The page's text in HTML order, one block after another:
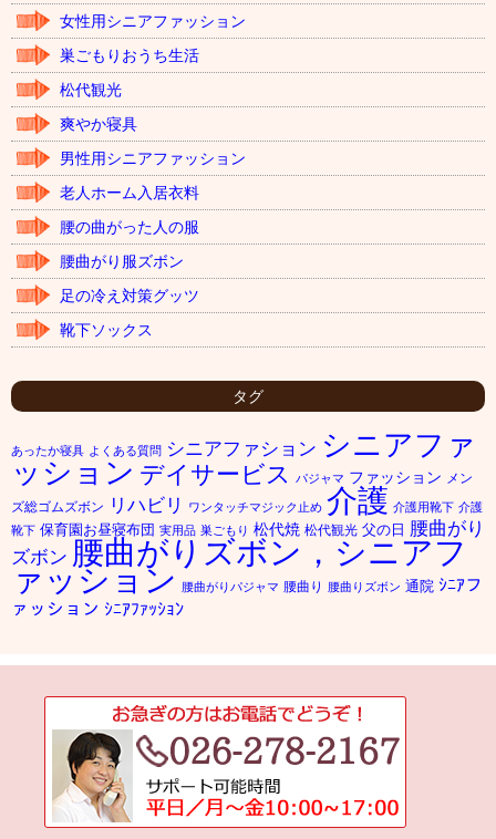
女性用シニアファッション
巣ごもりおうち生活
松代観光
爽やか寝具
男性用シニアファッション
老人ホーム入居衣料
腰の曲がった人の服
腰曲がり服ズボン
足の冷え対策グッツ
靴下ソックス
タグ
あったか寝具 よくある質問 シニアファション シニアファ
ッション デイサービス パジャマ ファッション メン
ズ総ゴムズボン
リハビリ ワンタッチマジック止め 介護 介護用靴下 介護
靴下 保育園お昼寝布団 実用品 巣ごもり 松代焼 松代観光 父の日 腰曲がり
ズボン 腰曲がりズボン，シニアフ
ァッション 腰曲がりパジャマ 腰曲り 腰曲りズボン 通院 ｼﾆｱフ
ァッション ｼﾆｱﾌｧｯｼｮﾝ